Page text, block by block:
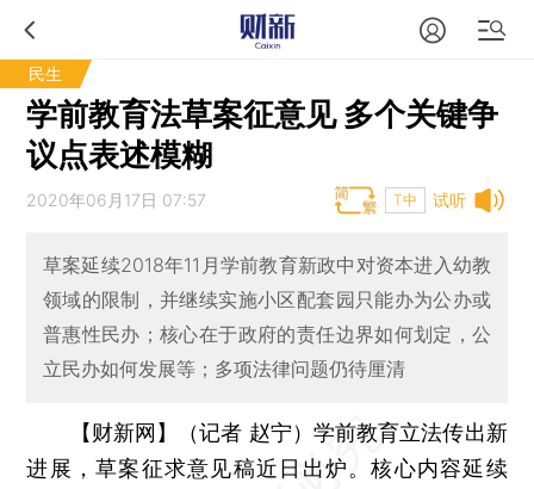
民生
学前教育法草案征意见 多个关键争
议点表述模糊
试听
2020年06月17日 07:57 T中
草案延续2018年11月学前教育新政中对资本进入幼教
领域的限制，并继续实施小区配套园只能办为公办或
普惠性民办；核心在于政府的责任边界如何划定，公
立民办如何发展等；多项法律问题仍待厘清
【财新网】（记者 赵宁） 学前教育立法传出新
进展，草案征求意见稿近日出炉。核心内容延续